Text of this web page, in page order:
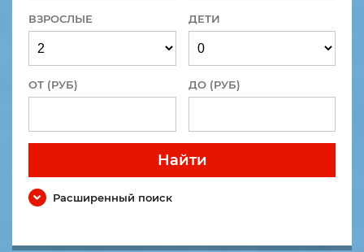
ВЗРОСЛЫЕ ДЕТИ
ОТ (РУБ) ДО (РУБ)
Найти
Расширенный поиск